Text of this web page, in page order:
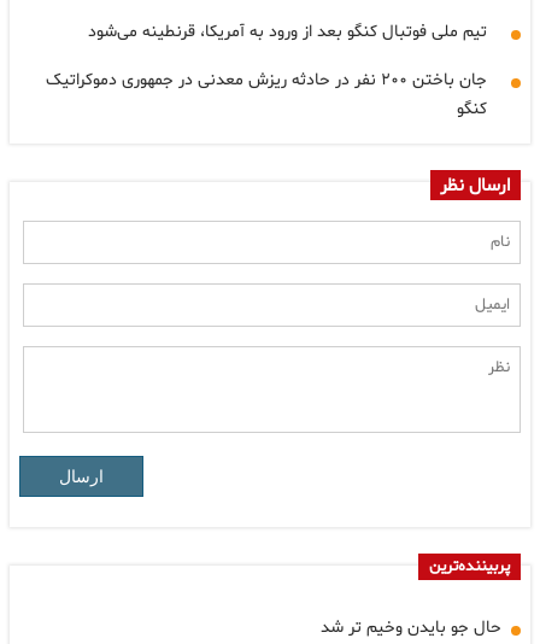
تیم ملی فوتبال کنگو بعد از ورود به آمریکا، قرنطینه می‌شود
جان باختن ۲۰۰ نفر در حادثه ریزش معدنی در جمهوری دموکراتیک
کنگو
ارسال نظر
ارسال
پربیننده‌ترین
حال جو بایدن وخیم تر شد